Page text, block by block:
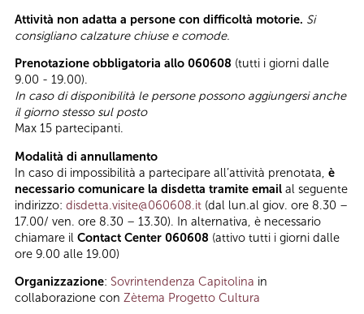
Attività non adatta a persone con difficoltà motorie. Si
consigliano calzature chiuse e comode.
Prenotazione obbligatoria allo 060608 (tutti i giorni dalle
9.00 - 19.00).
In caso di disponibilità le persone possono aggiungersi anche
il giorno stesso sul posto
Max 15 partecipanti.
Modalità di annullamento
In caso di impossibilità a partecipare all’attività prenotata, è
necessario comunicare la disdetta tramite email al seguente
indirizzo: disdetta.visite@060608.it (dal lun.al giov. ore 8.30 –
17.00/ ven. ore 8.30 – 13.30). In alternativa, è necessario
chiamare il Contact Center 060608 (attivo tutti i giorni dalle
ore 9.00 alle 19.00)
Organizzazione: Sovrintendenza Capitolina in
collaborazione con Zètema Progetto Cultura